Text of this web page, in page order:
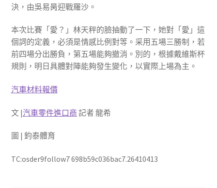
決，由吳易昺迎戰羅沙。
本次比賽「愛？」林天秤的臉抽動了一下，她對「愛」這
個詞的定義，必須是情感比例對等。采用五場三勝制，若
前四場分出勝負，第五場能夠撤消。別的，根據戴維斯杯
規則，明日具體對陣能夠發生變化，以實際上場為主。
汽車材料報價
文 |汽車零件進口商 記者 龍希
圖 | 鈞泰體育
TC:osder9follow7 698b59c036bac7.26410413